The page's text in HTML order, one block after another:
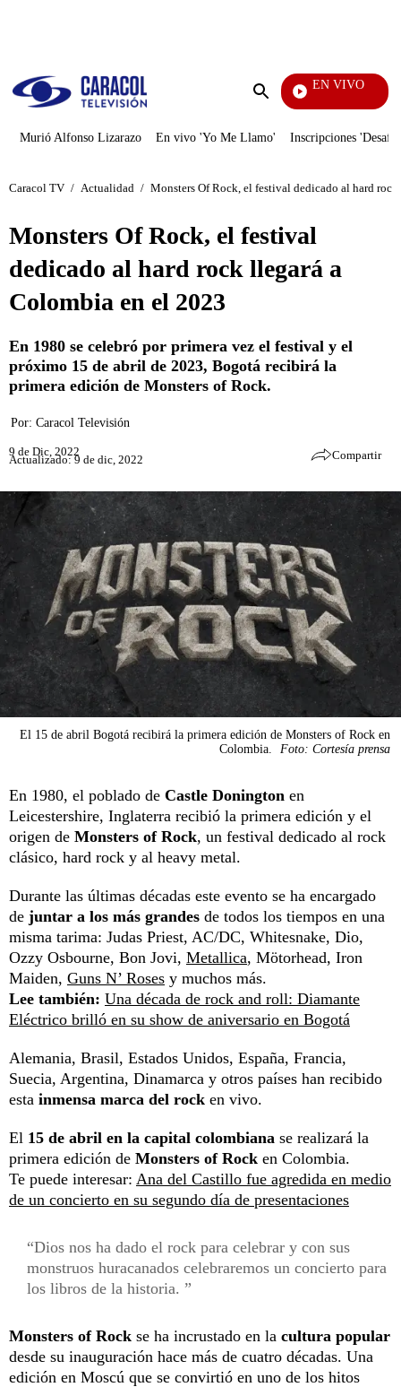
Enviar
EN VIVO
Diario De Diana
Murió Alfonso Lizarazo En vivo 'Yo Me Llamo' Inscripciones
Caracol TV / Actualidad / Monsters Of Rock, el festival dedicado al hard
Monsters Of Rock, el festival
dedicado al hard rock llegará a
Colombia en el 2023
En 1980 se celebró por primera vez el festival y el
próximo 15 de abril de 2023, Bogotá recibirá la
primera edición de Monsters of Rock.
Por: Caracol Televisión
9 de Dic, 2022
Actualizado: 9 de dic, 2022 Compartir
El 15 de abril Bogotá recibirá la primera edición de Monsters of Rock en
Colombia.
Foto: Cortesía prensa
En 1980, el poblado de Castle Donington en
Leicestershire, Inglaterra recibió la primera edición y el
origen de Monsters of Rock, un festival dedicado al rock
clásico, hard rock y al heavy metal.
Durante las últimas décadas este evento se ha encargado
de juntar a los más grandes de todos los tiempos en una
misma tarima: Judas Priest, AC/DC, Whitesnake, Dio,
Ozzy Osbourne, Bon Jovi, Metallica, Mötorhead, Iron
Maiden, Guns N’ Roses y muchos más.
Lee también: Una década de rock and roll: Diamante
Eléctrico brilló en su show de aniversario en Bogotá
Alemania, Brasil, Estados Unidos, España, Francia,
Suecia, Argentina, Dinamarca y otros países han recibido
esta inmensa marca del rock en vivo.
El 15 de abril en la capital colombiana se realizará la
primera edición de Monsters of Rock en Colombia.
Te puede interesar: Ana del Castillo fue agredida en medio
de un concierto en su segundo día de presentaciones
Dios nos ha dado el rock para celebrar y con sus
monstruos huracanados celebraremos un concierto para
los libros de la historia.
Monsters of Rock se ha incrustado en la cultura popular
desde su inauguración hace más de cuatro décadas. Una
edición en Moscú que se convirtió en uno de los hitos